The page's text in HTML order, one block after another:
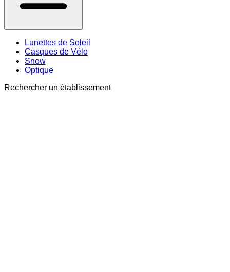
Lunettes de Soleil
Casques de Vélo
Snow
Optique
Rechercher un établissement